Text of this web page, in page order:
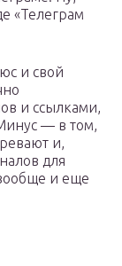
«Телеграм
и свой
и ссылками,
— в том,
и,
для
и еще